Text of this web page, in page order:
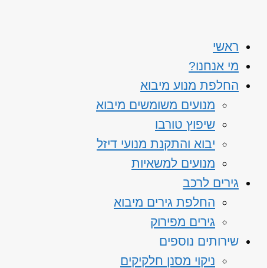
ראשי
מי אנחנו?
החלפת מנוע מיבוא
מנועים משומשים מיבוא
שיפוץ טורבו
יבוא והתקנת מנועי דיזל
מנועים למשאיות
גירים לרכב
החלפת גירים מיבוא
גירים מפירוק
שירותים נוספים
ניקוי מסנן חלקיקים